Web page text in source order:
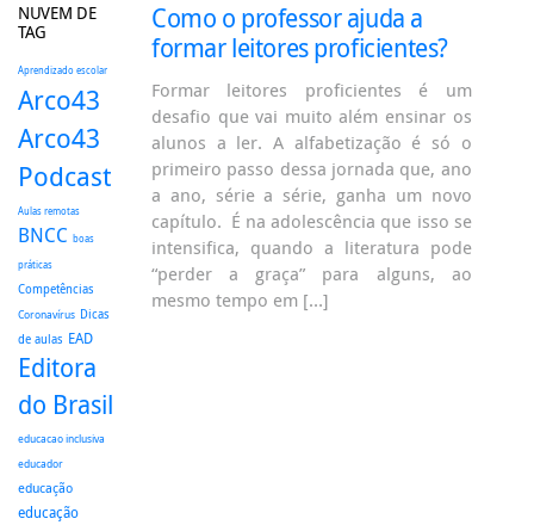
NUVEM DE
TAG
Aprendizado escolar
Arco43
Arco43
Podcast
Aulas remotas
BNCC boas
práticas
Competências
Coronavírus Dicas
de aulas EAD
Editora
do Brasil
educacao inclusiva
educador
educação
educação
Como o professor ajuda a
formar leitores proficientes?
Formar leitores proficientes é um
desafio que vai muito além ensinar os
alunos a ler. A alfabetização é só o
primeiro passo dessa jornada que, ano
a ano, série a série, ganha um novo
capítulo. É na adolescência que isso se
intensifica, quando a literatura pode
“perder a graça” para alguns, ao
mesmo tempo em […]